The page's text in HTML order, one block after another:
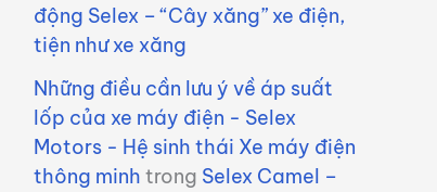
động Selex – “Cây xăng” xe điện,
tiện như xe xăng
Những điều cần lưu ý về áp suất
lốp của xe máy điện - Selex
Motors - Hệ sinh thái Xe máy điện
thông minh trong Selex Camel –